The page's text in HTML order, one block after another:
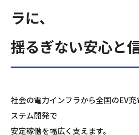
ラに、
揺るぎない安心と
社会の電力インフラから全国のEV
ステム開発で
安定稼働を幅広く支えます。